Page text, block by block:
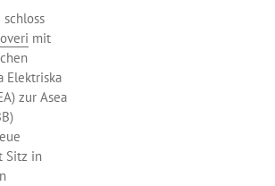
schloss
mit
Elektriska
zur Asea
Sitz in